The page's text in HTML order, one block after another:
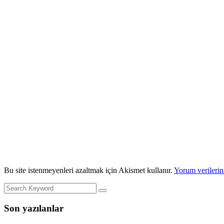
Bu site istenmeyenleri azaltmak için Akismet kullanır. Yorum
Son yazılanlar